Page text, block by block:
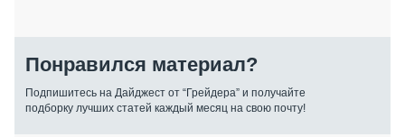
Понравился материал?
Подпишитесь на Дайджест от “Грейдера” и получайте
подборку лучших статей каждый месяц на свою почту!